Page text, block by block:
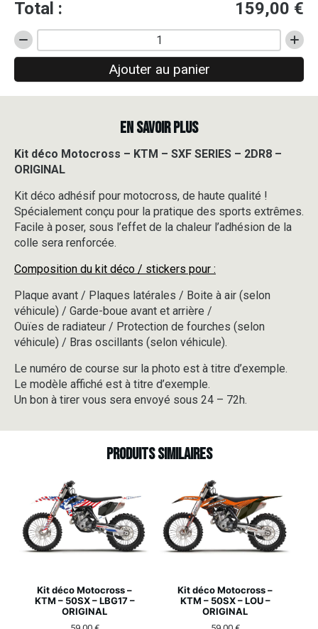
Total : 159,00 €
quantité
de
déco
Motocross
SXF
SERIES
2DR8
-
ORIGINAL
Ajouter au panier
EN SAVOIR PLUS
Kit déco Motocross – KTM – SXF SERIES – 2DR8 –
ORIGINAL
Kit déco adhésif pour motocross, de haute qualité !
Spécialement conçu pour la pratique des sports extrêmes.
Facile à poser, sous l’effet de la chaleur l’adhésion de la
colle sera renforcée.
Composition du kit déco / stickers pour :
Plaque avant / Plaques latérales / Boite à air (selon
véhicule) / Garde-boue avant et arrière /
Ouïes de radiateur / Protection de fourches (selon
véhicule) / Bras oscillants (selon véhicule).
Le numéro de course sur la photo est à titre d’exemple.
Le modèle affiché est à titre d’exemple.
Un bon à tirer vous sera envoyé sous 24 – 72h.
Produits similaires
Kit déco Motocross –
KTM – 50SX – LBG17 –
ORIGINAL
Kit déco Motocross –
KTM – 50SX – LOU –
ORIGINAL